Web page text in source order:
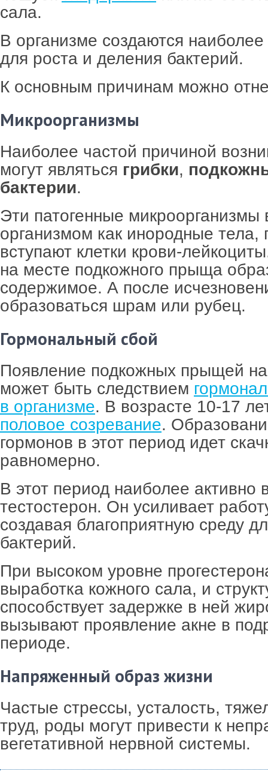
сала.
В организме создаются
для роста и деления бактерий.
К основным причинам можно
Микроорганизмы
Наиболее частой причиной
могут являться грибки,
бактерии.
Эти патогенные микроорганизмы
организмом как инородные тела,
вступают клетки крови-
на месте подкожного прыща
содержимое. А после
образоваться шрам или рубец.
Гормональный сбой
Появление подкожных прыщей
может быть следствием
в организме. В возрасте 10-17
половое созревание.
гормонов в этот период идет
равномерно.
В этот период наиболее активно
тестостерон. Он усиливает
создавая благоприятную среду
бактерий.
При высоком уровне
выработка кожного сала, и
способствует задержке в ней
вызывают проявление акне в
периоде.
Напряженный образ жизни
Частые стрессы, усталость,
труд, роды могут привести к
вегетативной нервной системы.